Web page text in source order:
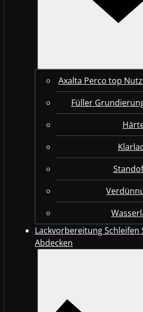
Axalta Perco top
Füller
Lackvorbereitung Schleifen
Abdecken